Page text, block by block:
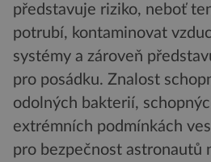
představuje riziko, neboť
potrubí, kontaminovat
systémy a zároveň
pro posádku. Znalost
odolných bakterií,
extrémních podmínkách
pro bezpečnost astronautů